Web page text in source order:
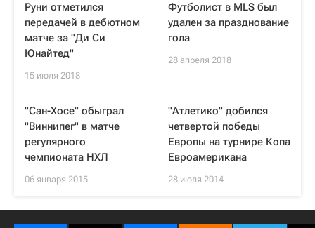
Руни отметился
передачей в дебютном
матче за "Ди Си
Юнайтед"
15 июля 2018
Футболист в MLS был
удален за празднование
гола
28 апреля 2018
"Сан-Хосе" обыграл
"Виннипег" в матче
регулярного
чемпионата НХЛ
06 января 2015
"Атлетико" добился
четвертой победы
Европы на турнире Копа
Евроамерикана
28 июля 2014